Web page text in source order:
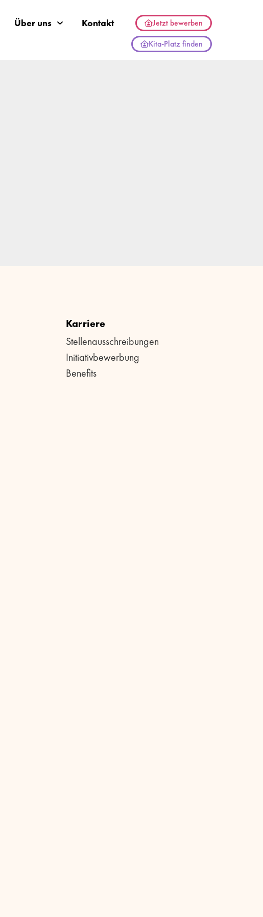
Über uns Kontakt
Jetzt bewerben
Kita-Platz finden
Karriere
Stellenausschreibungen
Initiativbewerbung
Benefits